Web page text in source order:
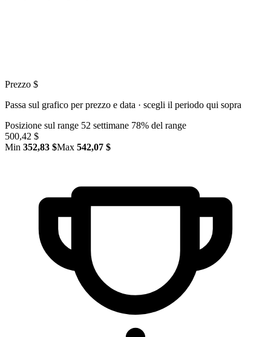
Prezzo $
Passa sul grafico per prezzo e data · scegli il periodo qui sopra
Posizione sul range 52 settimane 78% del range
500,42 $
Min 352,83 $Max 542,07 $